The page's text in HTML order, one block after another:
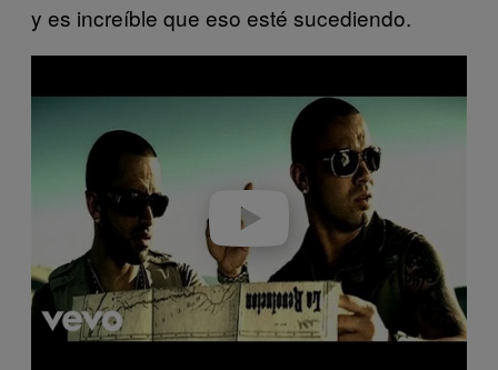
y es increíble que eso esté sucediendo.
Play video